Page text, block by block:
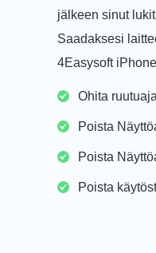
jälkeen sinut
Saadaksesi
4Easysoft
Ohita
Poista
Poista
Poista